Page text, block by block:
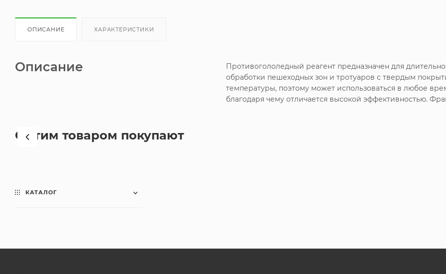
ОПИСАНИЕ ХАРАКТЕРИСТИКИ
Описание
Противогололедный реагент предназначен для
обработки пешеходных зон и тротуаров с твердым
температуры, поэтому может использоваться в любое
благодаря чему отличается высокой эффективностью.
С этим товаром покупают
КАТАЛОГ